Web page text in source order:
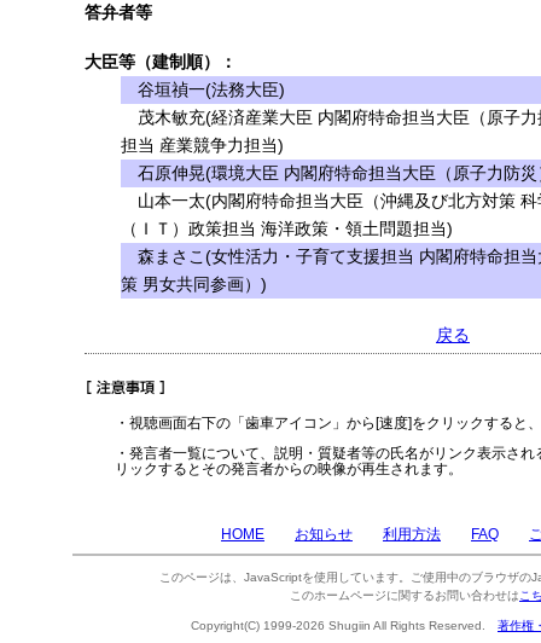
答弁者等
大臣等（建制順）：
谷垣禎一(法務大臣)
茂木敏充(経済産業大臣 内閣府特命担当大臣（原子
担当 産業競争力担当)
石原伸晃(環境大臣 内閣府特命担当大臣（原子力防災
山本一太(内閣府特命担当大臣（沖縄及び北方対策
（ＩＴ）政策担当 海洋政策・領土問題担当)
森まさこ(女性活力・子育て支援担当 内閣府特命担
策 男女共同参画）)
戻る
・視聴画面右下の「歯車アイコン」から[速度]をクリックすると
・発言者一覧について、説明・質疑者等の氏名がリンク表示さ
リックするとその発言者からの映像が再生されます。
HOME お知らせ 利用方法 FAQ
このページは、JavaScriptを使用しています。ご使用中のブラウザの
このホームページに関するお問い合わせは こ
Copyright(C) 1999-2026 Shugiin All Rights Reserved. 著作権